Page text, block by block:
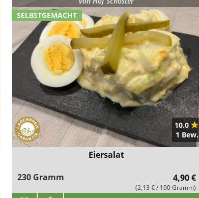
SELBSTGEMACHT
10.0
1 Bew.
Eiersalat
230 Gramm
4,90 €
(2,13 € / 100 Gramm)